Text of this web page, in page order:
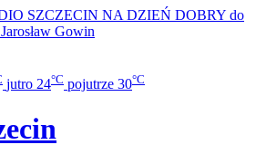
SZCZECIN NA DZIEŃ DOBRY do
Gowin
jutro 24°C pojutrze 30°C